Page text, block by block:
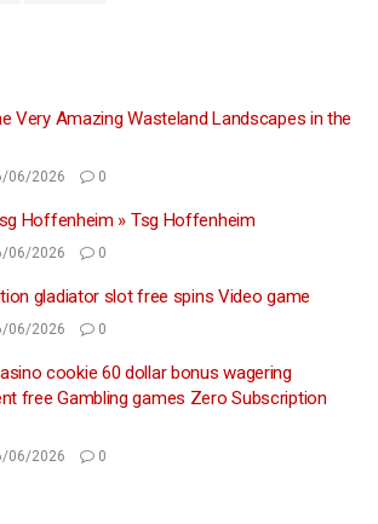
Very Amazing Wasteland Landscapes in the
06/2026 0
Hoffenheim » Tsg Hoffenheim
06/2026 0
gladiator slot free spins Video game
06/2026 0
cookie 60 dollar bonus wagering
free Gambling games Zero Subscription
06/2026 0